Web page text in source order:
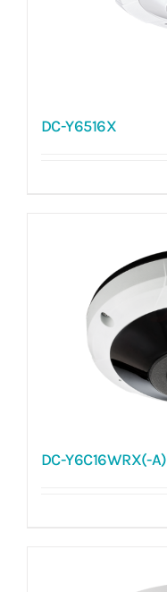
DC-Y6516X
DC-Y6C16WRX(-A)